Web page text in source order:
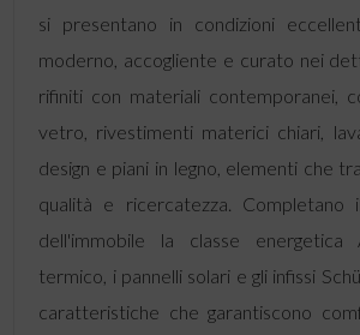
si presentano in condizioni
moderno, accogliente e curato nei
rifiniti con materiali contemporanei,
vetro, rivestimenti materici chiari,
design e piani in legno, elementi che
qualità e ricercatezza. Completano
dell'immobile la classe
termico, i pannelli solari e gli infissi
caratteristiche che garantiscono